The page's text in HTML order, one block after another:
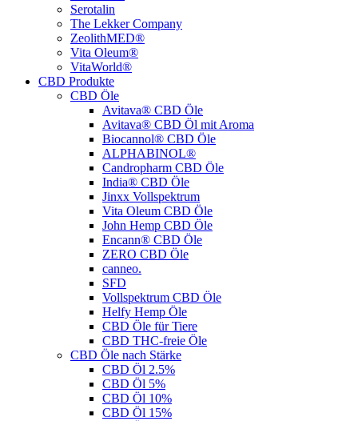
Serotalin
The Lekker Company
ZeolithMED®
Vita Oleum®
VitaWorld®
CBD Produkte
CBD Öle
Avitava® CBD Öle
Avitava® CBD Öl mit Aroma
Biocannol® CBD Öle
ALPHABINOL®
Candropharm CBD Öle
India® CBD Öle
Jinxx Vollspektrum
Vita Oleum CBD Öle
John Hemp CBD Öle
Encann® CBD Öle
ZERO CBD Öle
canneo.
SFD
Vollspektrum CBD Öle
Helfy Hemp Öle
CBD Öle für Tiere
CBD THC-freie Öle
CBD Öle nach Stärke
CBD Öl 2.5%
CBD Öl 5%
CBD Öl 10%
CBD Öl 15%